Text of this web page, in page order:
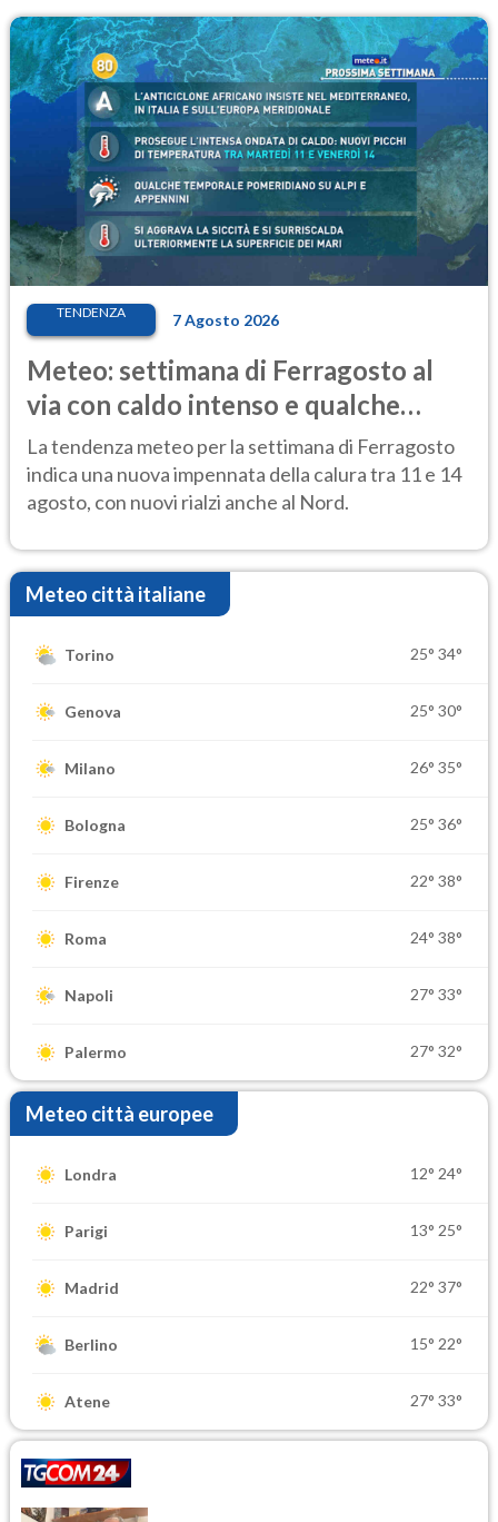
TENDENZA 7 Agosto 2026
Meteo: settimana di Ferragosto al
via con caldo intenso e qualche
temporale
La tendenza meteo per la settimana di Ferragosto
indica una nuova impennata della calura tra 11 e 14
agosto, con nuovi rialzi anche al Nord.
Meteo città italiane
Torino 25° 34°
Genova 25° 30°
Milano 26° 35°
Bologna 25° 36°
Firenze 22° 38°
Roma 24° 38°
Napoli 27° 33°
Palermo 27° 32°
Meteo città europee
Londra 12° 24°
Parigi 13° 25°
Madrid 22° 37°
Berlino 15° 22°
Atene 27° 33°